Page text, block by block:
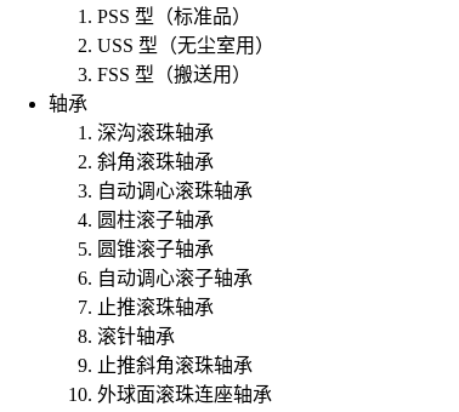
PSS 型（标准品）
USS 型（无尘室用）
FSS 型（搬送用）
轴承
深沟滚珠轴承
斜角滚珠轴承
自动调心滚珠轴承
圆柱滚子轴承
圆锥滚子轴承
自动调心滚子轴承
止推滚珠轴承
滚针轴承
止推斜角滚珠轴承
外球面滚珠连座轴承